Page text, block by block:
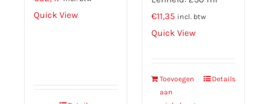
Quick View
€11,35 incl. btw
Quick View
Toevoegen
aan
Details